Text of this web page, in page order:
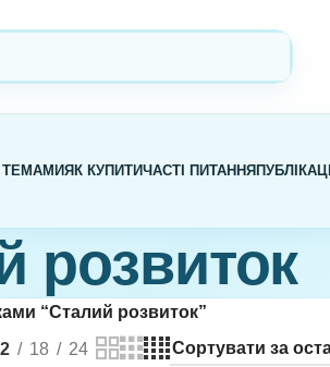
ТЕМАМИЯК КУПИТИЧАСТІ ПИТАННЯ ПУБЛІКАЦІЇ
розвиток
“Сталий розвиток”
18 24